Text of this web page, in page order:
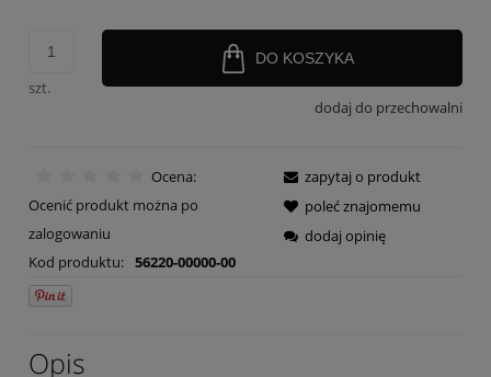
szt.
DO KOSZYKA
dodaj do przechowalni
Ocena:
Ocenić produkt można po
zalogowaniu
Kod produktu: 56220-00000-00
zapytaj o produkt
poleć znajomemu
dodaj opinię
Opis